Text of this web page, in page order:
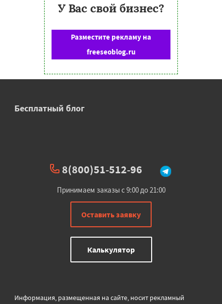
У Вас свой бизнес?
Разместите рекламу на
freeseoblog.ru
Бесплатный блог
8(800)51-512-96
Принимаем заказы с 9:00 до 21:00
Оставить заявку
Калькулятор
Информация, размещенная на сайте, носит рекламный